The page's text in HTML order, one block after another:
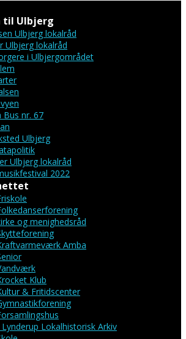
til Ulbjerg
Ulbjerg lokalråd
Ulbjerg lokalråd
i Ulbjergområdet
Bus nr. 67
Ulbjerg
Ulbjerg lokalråd
2022
og menighedsråd
Amba
Klub
& Fritidscenter
Lokalhistorisk Arkiv